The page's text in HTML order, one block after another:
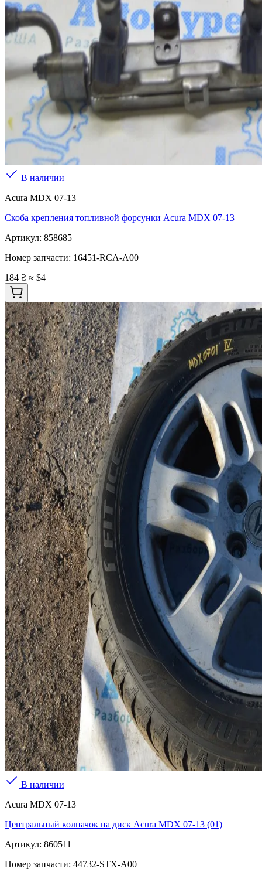
В наличии
Acura MDX 07-13
Скоба крепления топливной форсунки Acura MDX 07-13
Артикул: 858685
Номер запчасти: 16451-RCA-A00
184 ₴ ≈ $4
В наличии
Acura MDX 07-13
Центральный колпачок на диск Acura MDX 07-13 (01)
Артикул: 860511
Номер запчасти: 44732-STX-A00